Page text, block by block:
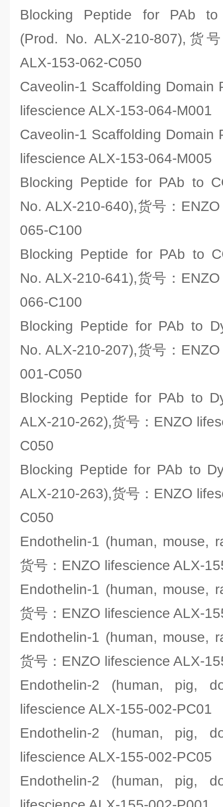
Blocking Peptide for PAb to
(Prod. No. ALX-210-807),货
ALX-153-062-C050
Caveolin-1 Scaffolding Domain
lifescience ALX-153-064-M001
Caveolin-1 Scaffolding Domain
lifescience ALX-153-064-M005
Blocking Peptide for PAb to
No. ALX-210-640),货号：
065-C100
Blocking Peptide for PAb to
No. ALX-210-641),货号：
066-C100
Blocking Peptide for PAb to
No. ALX-210-207),货号：
001-C050
Blocking Peptide for PAb to
ALX-210-262),货号：ENZO
C050
Blocking Peptide for PAb to
ALX-210-263),货号：ENZO
C050
Endothelin-1 (human, mouse,
货号：ENZO lifescience ALX-
Endothelin-1 (human, mouse,
货号：ENZO lifescience ALX-
Endothelin-1 (human, mouse,
货号：ENZO lifescience ALX-
Endothelin-2 (human, pig,
lifescience ALX-155-002-PC01
Endothelin-2 (human, pig,
lifescience ALX-155-002-PC05
Endothelin-2 (human, pig,